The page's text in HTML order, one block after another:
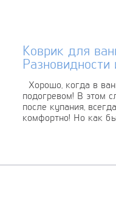
Коврик для
Разновидности
Хорошо, когда в
подогревом! В этом
после купания,
комфортно! Но как